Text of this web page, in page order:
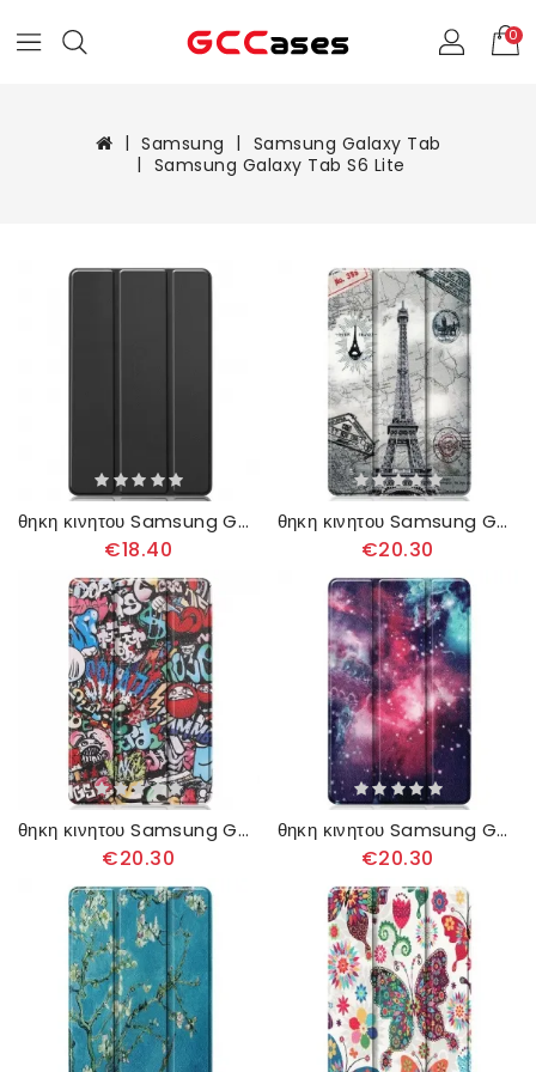
0
Samsung
Samsung Galaxy Tab
Samsung Galaxy Tab S6 Lite
θηκη κινητου Samsung Galaxy Tab S6 Lite Ματ Συνθετικό Δέρμα
€18.40
θηκη κινητου Samsung Galaxy Tab S6 Lite Ρετρό Πύργος Του Άιφελ
€20.30
θηκη κινητου Samsung Galaxy Tab S6 Lite Διασκεδαστικό Γκράφιτι
€20.30
θηκη κινητου Samsung Galaxy Tab S6 Lite Διάστημα
€20.30